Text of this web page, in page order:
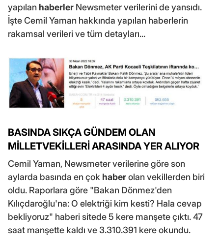
yapılan haberler Newsmeter verilerini de yansıdı.
İşte Cemil Yaman hakkında yapılan haberlerin
rakamsal verileri ve tüm detayları...
BASINDA SIKÇA GÜNDEM OLAN
MİLLETVEKİLLERİ ARASINDA YER ALIYOR
Cemil Yaman, Newsmeter verilerine göre son
aylarda basında en çok haberolan vekillerden biri
oldu. Raporlara göre "Bakan Dönmez'den
Kılıçdaroğlu'na: O elektriği kim kesti? Hala cevap
bekliyoruz" haberi sitede 5 kere manşete çıktı. 47
saat manşette kaldı ve 3.310.391 kere okundu.